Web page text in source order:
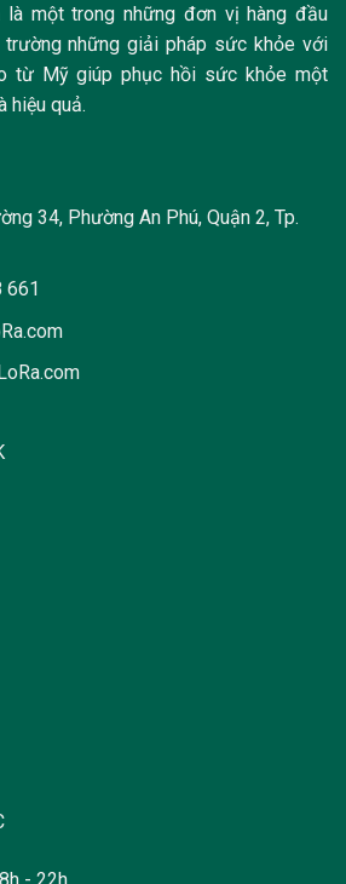
là một trong những đơn vị hàng đầu
những giải pháp sức khỏe với
từ Mỹ giúp phục hồi sức khỏe một
hiệu quả.
34, Phường An Phú, Quận 2, Tp.
661